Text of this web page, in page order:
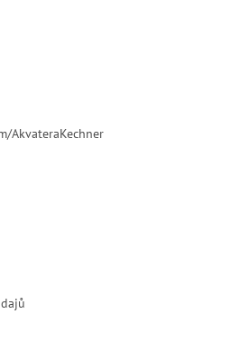
AkvateraKechner